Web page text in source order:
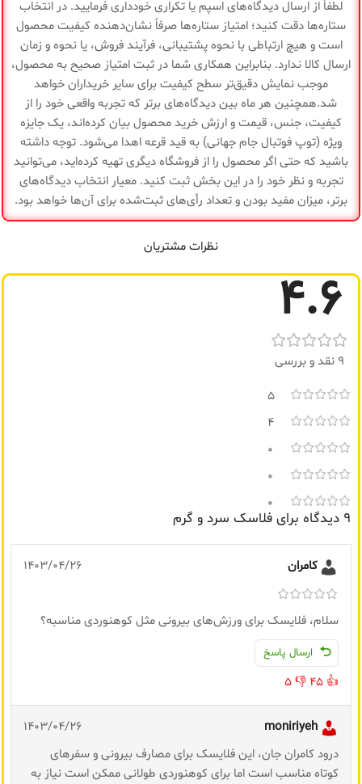
نوع
لوله ای
گارانتی ضمانت سلامت کالا
حفظ
دما
ندارد
گارانتی ضمانت سلامت کالا
لطفاً از ارسال دیدگاه‌های اسپم یا تکراری خودداری فرمایید. در انتخاب
ستاره‌ها دقت کنید؛ امتیاز ستاره‌ها صرفاً نشان‌دهنده کیفیت محصول
است و هیچ ارتباطی با نحوه پشتیبانی، فرآیند فروش، یا نحوه و زمان
ارسال کالا ندارد. بنابراین همکاری شما در ثبت امتیاز صحیح به محصول،
موجب نمایش دقیق‌تر سطح کیفیت برای سایر خریداران خواهد
شد.همچنین هر ماه بین دیدگاه‌های برتر که تجربه واقعی خود را از
کیفیت، جنس، قیمت و ارزش خرید محصول بیان کرده‌اند، یک جایزه
ویژه (توپ فوتبال جام جهانی) به قید قرعه اهدا می‌شود. توجه داشته
باشید که حتی اگر محصول را از فروشگاه دیگری تهیه کرده‌اید، می‌توانید
تجربه و نظر خود را در این بخش ثبت کنید. معیار انتخاب دیدگاه‌های
برتر، میزان مفید بودن و تعداد رأی‌های ثبت‌شده برای آن‌ها خواهد بود.
نظرات مشتریان
4.6
9 نقد و بررسی
5
4
0
0
0
9 دیدگاه برای فلاسک سرد و گرم
کامران 1403/04/26
سلام، فلایسک برای ورزش‌های بیرونی مثل کوهنوردی مناسبه؟
ارسال پاسخ
👍
45
👎
5
moniriyeh
1403/04/26
درود کامران جان، این فلایسک برای مصارف بیرونی و سفرهای
کوتاه مناسب است اما برای کوهنوردی طولانی ممکن است نیاز به